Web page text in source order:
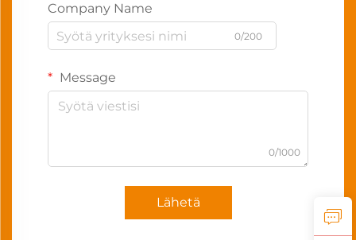
Company Name
0/200
Message
0/1000
Lähetä